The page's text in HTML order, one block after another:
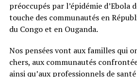
préoccupés par l’épidémie d’Ebola
touche des communautés en
du Congo et en Ouganda.
Nos pensées vont aux familles qui
chers, aux communautés
ainsi qu’aux professionnels de